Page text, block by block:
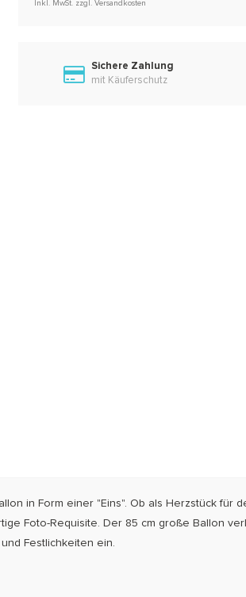
Inkl. MwSt. zzgl. Versandkosten
Sichere Zahlung
mit Käuferschutz
in Form einer "Eins". Ob als Herzstück für
Foto-Requisite. Der 85 cm große Ballon
Festlichkeiten ein.